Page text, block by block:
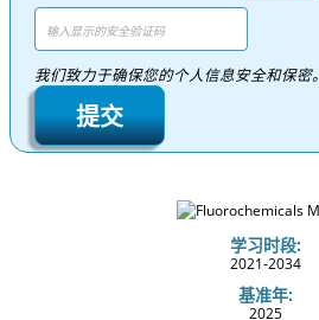
我们致力于确保您的个人信息安全和保密。
提交
学习时段:
2021-2034
基准年:
2025